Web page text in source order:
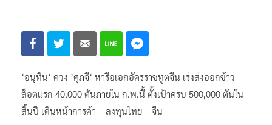
‘อนุทิน‘ ควง ’ศุภจี‘ หารือเอกอัครราชทูตจีน เร่งส่งออกข้าว
ล็อตแรก 40,000 ตันภายใน ก.พ.นี้ ตั้งเป้าครบ 500,000 ตันใน
สิ้นปี เดินหน้าการค้า – ลงทุนไทย – จีน